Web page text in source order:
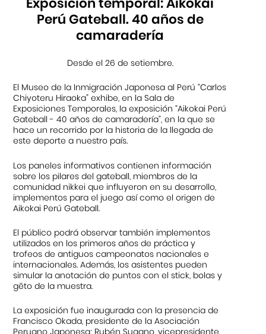
Perú Gateball. 40 años de
camaradería
Desde el 26 de setiembre.
El Museo de la Inmigración Japonesa al Perú “Carlos
Chiyoteru Hiraoka” exhibe, en la Sala de
Exposiciones Temporales, la exposición “Aikokai Perú
Gateball - 40 años de camaradería”, en la que se
hace un recorrido por la historia de la llegada de
este deporte a nuestro país.
Los paneles informativos contienen información
sobre los pilares del gateball, miembros de la
comunidad nikkei que influyeron en su desarrollo,
implementos para el juego así como el origen de
Aikokai Perú Gateball.
El público podrá observar también implementos
utilizados en los primeros años de práctica y
trofeos de antiguos campeonatos nacionales e
internacionales. Además, los asistentes pueden
simular la anotación de puntos con el stick, bolas y
gēto de la muestra.
La exposición fue inaugurada con la presencia de
Francisco Okada, presidente de la Asociación